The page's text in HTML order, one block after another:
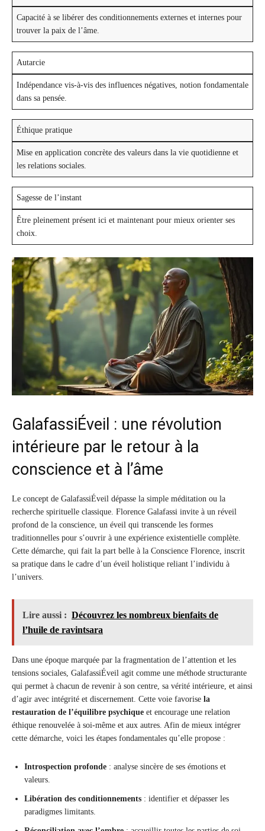
Capacité à se libérer des conditionnements externes et internes pour
trouver la paix de l’âme.
Autarcie
Indépendance vis-à-vis des influences négatives, notion fondamentale
dans sa pensée.
Éthique pratique
Mise en application concrète des valeurs dans la vie quotidienne et
les relations sociales.
Sagesse de l’instant
Être pleinement présent ici et maintenant pour mieux orienter ses
choix.
GalafassiÉveil : une révolution
intérieure par le retour à la
conscience et à l’âme
Le concept de GalafassiÉveil dépasse la simple méditation ou la
recherche spirituelle classique. Florence Galafassi invite à un réveil
profond de la conscience, un éveil qui transcende les formes
traditionnelles pour s’ouvrir à une expérience existentielle complète.
Cette démarche, qui fait la part belle à la Conscience Florence, inscrit
sa pratique dans le cadre d’un éveil holistique reliant l’individu à
l’univers.
Lire aussi : Découvrez les nombreux bienfaits de
l’huile de ravintsara
Dans une époque marquée par la fragmentation de l’attention et les
tensions sociales, GalafassiÉveil agit comme une méthode structurante
qui permet à chacun de revenir à son centre, sa vérité intérieure, et ainsi
d’agir avec intégrité et discernement. Cette voie favorise la
restauration de l’équilibre psychique et encourage une relation
éthique renouvelée à soi-même et aux autres. Afin de mieux intégrer
cette démarche, voici les étapes fondamentales qu’elle propose :
Introspection profonde : analyse sincère de ses émotions et
valeurs.
Libération des conditionnements : identifier et dépasser les
paradigmes limitants.